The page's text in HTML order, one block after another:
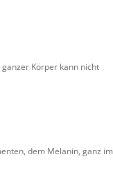
Körper kann nicht
dem Melanin, ganz im